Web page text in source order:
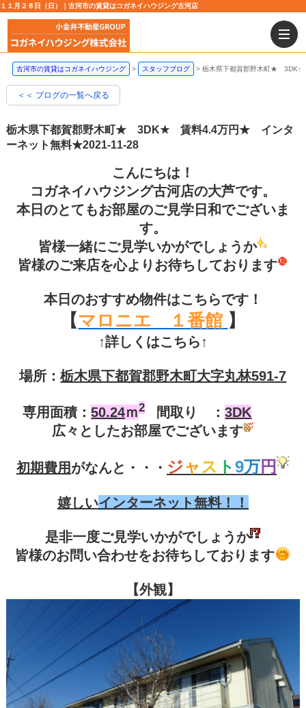
１１月２８日（日）｜古河市の賃貸はコガネイハウジング古河店
古河市の賃貸はコガネイハウジング スタッフブログ 栃木県下都賀郡野木町★
＜＜ ブログの一覧へ戻る
栃木県下都賀郡野木町★ 3DK★ 賃料4.4万円★ インタ
ーネット無料★2021-11-28
こんにちは！
コガネイハウジング古河店の大芦です。
本日のとてもお部屋のご見学日和でございま
す。
皆様一緒にご見学いかがでしょうか
皆様のご来店を心よりお待ちしております
本日のおすすめ物件はこちらです！
【マロニエ １番館 】
↑詳しくはこちら↑
場所：栃木県下都賀郡野木町大字丸林591-7
専用面積：50.24ｍ2 間取り ：3DK
広々としたお部屋でございます
初期費用がなんと・・・ ジャス ト9万円
嬉しいインターネット無料！！
是非一度ご見学いかがでしょうか
皆様のお問い合わせをお待ちしております
【外観】